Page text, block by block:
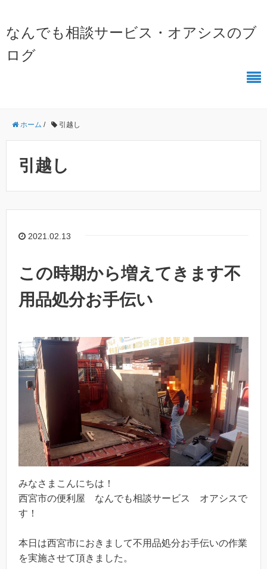
なんでも相談サービス・オアシスのブ
ログ
ホーム / 引越し
引越し
2021.02.13
この時期から増えてきます不
用品処分お手伝い
みなさまこんにちは！
西宮市の便利屋 なんでも相談サービス オアシスで
す！
本日は西宮市におきまして不用品処分お手伝いの作業
を実施させて頂きました。